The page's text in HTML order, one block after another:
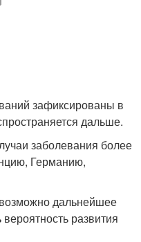
зафиксированы в
дальше.
заболевания более
Германию,
дальнейшее
развития